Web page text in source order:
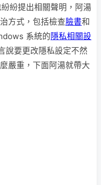
紛提出相關聲明，阿湯
方式，包括檢查臉書和
系統的隱私相關設
說要更改隱私設定不然
嚴重，下面阿湯就帶大